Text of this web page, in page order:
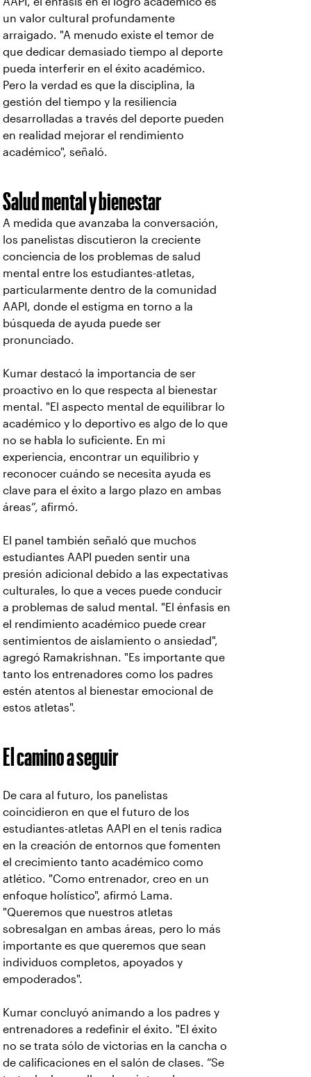
un valor cultural profundamente
arraigado. "A menudo existe el temor de
que dedicar demasiado tiempo al deporte
pueda interferir en el éxito académico.
Pero la verdad es que la disciplina, la
gestión del tiempo y la resiliencia
desarrolladas a través del deporte pueden
en realidad mejorar el rendimiento
académico", señaló.
Salud mental y bienestar
A medida que avanzaba la conversación,
los panelistas discutieron la creciente
conciencia de los problemas de salud
mental entre los estudiantes-atletas,
particularmente dentro de la comunidad
AAPI, donde el estigma en torno a la
búsqueda de ayuda puede ser
pronunciado.
Kumar destacó la importancia de ser
proactivo en lo que respecta al bienestar
mental. "El aspecto mental de equilibrar lo
académico y lo deportivo es algo de lo que
no se habla lo suficiente. En mi
experiencia, encontrar un equilibrio y
reconocer cuándo se necesita ayuda es
clave para el éxito a largo plazo en ambas
áreas”, afirmó.
El panel también señaló que muchos
estudiantes AAPI pueden sentir una
presión adicional debido a las expectativas
culturales, lo que a veces puede conducir
a problemas de salud mental. "El énfasis en
el rendimiento académico puede crear
sentimientos de aislamiento o ansiedad",
agregó Ramakrishnan. "Es importante que
tanto los entrenadores como los padres
estén atentos al bienestar emocional de
estos atletas".
El camino a seguir
De cara al futuro, los panelistas
coincidieron en que el futuro de los
estudiantes-atletas AAPI en el tenis radica
en la creación de entornos que fomenten
el crecimiento tanto académico como
atlético. "Como entrenador, creo en un
enfoque holístico", afirmó Lama.
"Queremos que nuestros atletas
sobresalgan en ambas áreas, pero lo más
importante es que queremos que sean
individuos completos, apoyados y
empoderados".
Kumar concluyó animando a los padres y
entrenadores a redefinir el éxito. "El éxito
no se trata sólo de victorias en la cancha o
de calificaciones en el salón de clases. “Se